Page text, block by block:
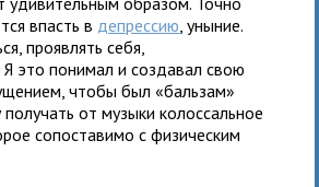
впасть в депрессию , уныние.
проявлять себя,
Я это понимал и создавал свою
чтобы был «бальзам»
от музыки колоссальное
сопоставимо с физическим